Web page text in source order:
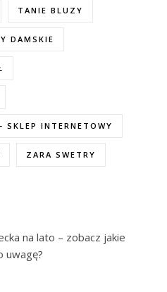
TANIE BLUZY
DAMSKIE
SKLEP INTERNETOWY
ZARA SWETRY
na lato – zobacz jakie
uwagę?